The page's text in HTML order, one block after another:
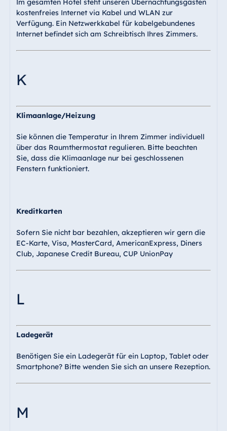
Im gesamten Hotel steht unseren Übernachtungsgästen
kostenfreies Internet via Kabel und WLAN zur
Verfügung. Ein Netzwerkkabel für kabelgebundenes
Internet befindet sich am Schreibtisch Ihres Zimmers.
K
Klimaanlage/Heizung
Sie können die Temperatur in Ihrem Zimmer individuell
über das Raumthermostat regulieren. Bitte beachten
Sie, dass die Klimaanlage nur bei geschlossenen
Fenstern funktioniert.
Kreditkarten
Sofern Sie nicht bar bezahlen, akzeptieren wir gern die
EC-Karte, Visa, MasterCard, AmericanExpress, Diners
Club, Japanese Credit Bureau, CUP UnionPay
L
Ladegerät
Benötigen Sie ein Ladegerät für ein Laptop, Tablet oder
Smartphone? Bitte wenden Sie sich an unsere Rezeption.
M